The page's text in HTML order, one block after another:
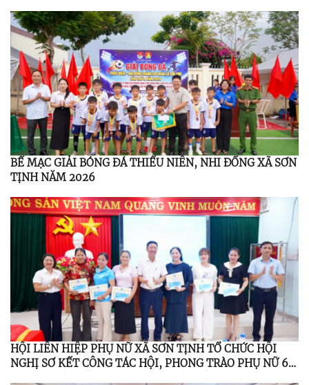
BẾ MẠC GIẢI BÓNG ĐÁ THIẾU NIÊN, NHI ĐỒNG XÃ SƠN
TỊNH NĂM 2026
HỘI LIÊN HIỆP PHỤ NỮ XÃ SƠN TỊNH TỔ CHỨC HỘI
NGHỊ SƠ KẾT CÔNG TÁC HỘI, PHONG TRÀO PHỤ NỮ 6